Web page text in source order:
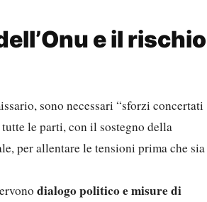
e il rischio
sono necessari “sforzi concertati
le parti, con il sostegno della
per allentare le tensioni prima che sia
dialogo politico e misure di